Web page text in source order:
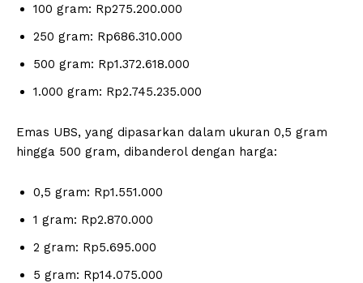
100 gram: Rp275.200.000
250 gram: Rp686.310.000
500 gram: Rp1.372.618.000
1.000 gram: Rp2.745.235.000
Emas UBS, yang dipasarkan dalam ukuran 0,5 gram
hingga 500 gram, dibanderol dengan harga:
0,5 gram: Rp1.551.000
1 gram: Rp2.870.000
2 gram: Rp5.695.000
5 gram: Rp14.075.000